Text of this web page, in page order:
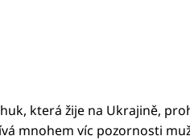
která žije na Ukrajině,
mnohem víc pozornosti